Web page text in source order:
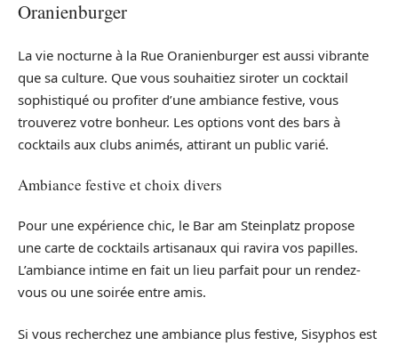
Oranienburger
La vie nocturne à la Rue Oranienburger est aussi vibrante
que sa culture. Que vous souhaitiez siroter un cocktail
sophistiqué ou profiter d’une ambiance festive, vous
trouverez votre bonheur. Les options vont des bars à
cocktails aux clubs animés, attirant un public varié.
Ambiance festive et choix divers
Pour une expérience chic, le Bar am Steinplatz propose
une carte de cocktails artisanaux qui ravira vos papilles.
L’ambiance intime en fait un lieu parfait pour un rendez-
vous ou une soirée entre amis.
Si vous recherchez une ambiance plus festive, Sisyphos est